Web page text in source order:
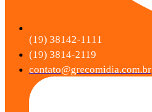
(19) 38142-1111
(19) 3814-2119
contato@grecomidia.com.br